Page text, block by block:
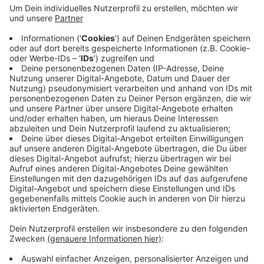
Die zweite Bauphase des Geh- und Radweges beginnt.
Dafür sperrt der Landesbetrieb ab Donnerstag
zwischen dem Abzweig nach Cosefeld und der
Einfahrt in Richtung Darup beide Richtungen. Das
dauert voraussichtlich bis Mitte August. Eine
Umleitung führt über die B 525. Fußgänger und
Radfahrer können die Landstraße allerdings weiterhin
befahren.
Anzeige